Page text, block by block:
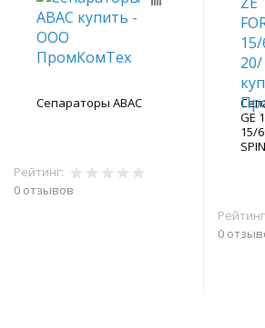
Сепараторы ABAC
Рейтинг:
0 отзывов
GE
15/
0